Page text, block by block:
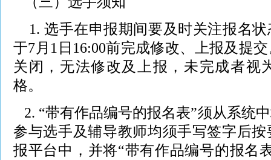
1. 选手在申报期间要及时关注报名
于7月1日16:00前完成修改、上报及提
关闭，无法修改及上报，未完成者视
格。
2. “带有作品编号的报名表”须从系统
参与选手及辅导教师均须手写签字后
报平台中，并将“带有作品编号的报名